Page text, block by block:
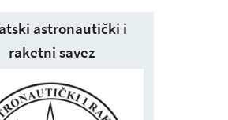
astronautički i
raketni savez